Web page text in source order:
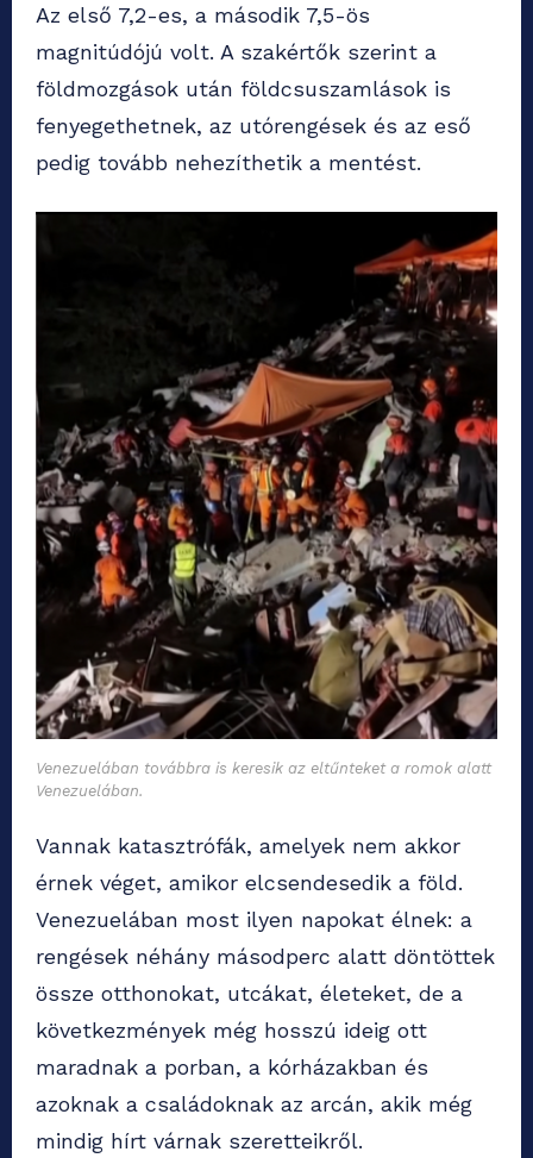
Az első 7,2-es, a második 7,5-ös
magnitúdójú volt. A szakértők szerint a
földmozgások után földcsuszamlások is
fenyegethetnek, az utórengések és az eső
pedig tovább nehezíthetik a mentést.
Venezuelában továbbra is keresik az eltűnteket a romok alatt
Venezuelában.
Vannak katasztrófák, amelyek nem akkor
érnek véget, amikor elcsendesedik a föld.
Venezuelában most ilyen napokat élnek: a
rengések néhány másodperc alatt döntöttek
össze otthonokat, utcákat, életeket, de a
következmények még hosszú ideig ott
maradnak a porban, a kórházakban és
azoknak a családoknak az arcán, akik még
mindig hírt várnak szeretteikről.